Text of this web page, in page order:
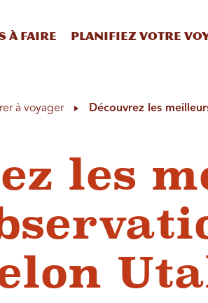
à faire Planifiez votre
à voyager Découvrez les
les